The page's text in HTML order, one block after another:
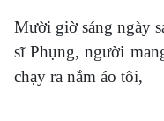
Mười giờ sáng ngày
sĩ Phụng, người
chạy ra nắm áo tôi,